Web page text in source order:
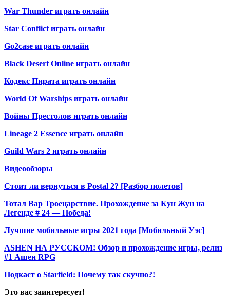
War Thunder играть онлайн
Star Conflict играть онлайн
Go2case играть онлайн
Black Desert Online играть онлайн
Кодекс Пирата играть онлайн
World Of Warships играть онлайн
Войны Престолов играть онлайн
Lineage 2 Essence играть онлайн
Guild Wars 2 играть онлайн
Видеообзоры
Стоит ли вернуться в Postal 2? [Разбор полетов]
Тотал Вар Троецарствие. Прохождение за Кун Жун на
Легенде # 24 — Победа!
Лучшие мобильные игры 2021 года [Мобильный Уэс]
ASHEN НА РУССКОМ! Обзор и прохождение игры, релиз
#1 Ашен RPG
Подкаст о Starfield: Почему так скучно?!
Это вас заинтересует!